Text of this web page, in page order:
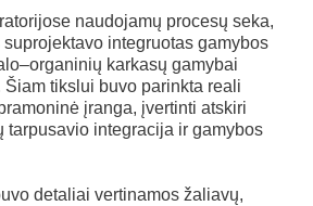
naudojamų procesų seka,
integruotas gamybos
karkasų gamybai
Šiam tikslui buvo parinkta reali
įranga, įvertinti atskiri
tarpusavio integracija ir gamybos
detaliai vertinamos žaliavų,